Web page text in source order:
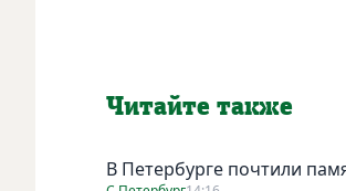
Читайте также
В Петербурге почтили